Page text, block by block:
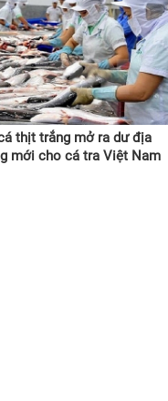
thịt trắng mở ra dư địa
mới cho cá tra Việt Nam